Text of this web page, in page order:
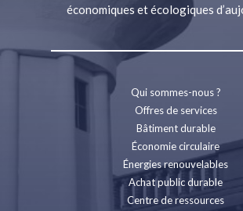
économiques et écologiques
Qui sommes-nous ?
Offres de services
Bâtiment durable
Économie circulaire
Énergies renouvelables
Achat public durable
Centre de ressources